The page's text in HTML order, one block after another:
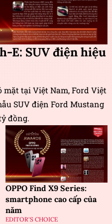
E: SUV điện hiệu
tại Việt Nam, Ford Việt
SUV điện Ford Mustang
đồng.
OPPO Find X9 Series:
smartphone cao cấp của
năm
EDITOR'S CHOICE